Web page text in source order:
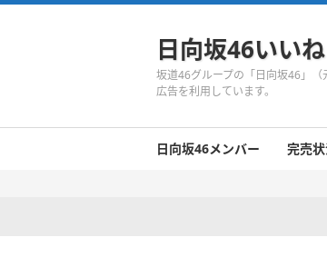
日向坂46いいね
坂道46グループの「日向坂46」
広告を利用しています。
日向坂46メンバー 完売